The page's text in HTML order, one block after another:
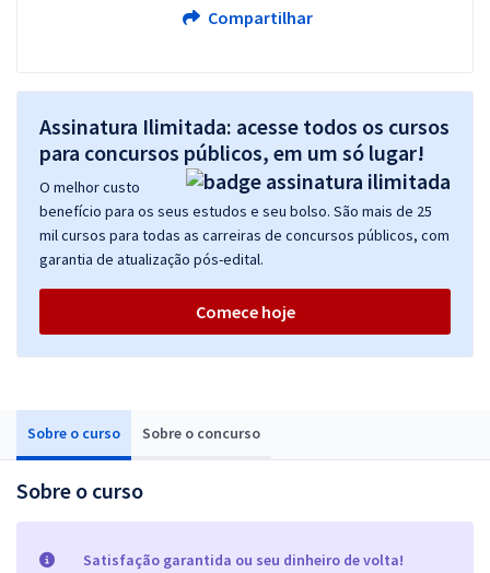
Sobre o curso Sobre o concurso
Sobre o curso
Satisfação garantida ou seu dinheiro de volta!
Compartilhar
Assinatura Ilimitada: acesse todos os cursos
para concursos públicos, em um só lugar!
O melhor custo
benefício para os seus estudos e seu bolso. São mais de 25
mil cursos para todas as carreiras de concursos públicos, com
garantia de atualização pós-edital.
Comece hoje